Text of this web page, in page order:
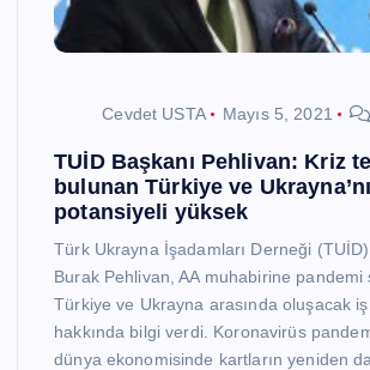
Cevdet USTA Mayıs 5, 2021
TUİD Başkanı Pehlivan: Kriz
bulunan Türkiye ve
potansiyeli yüksek
Türk Ukrayna İşadamları Derneği (TUİD)
Burak Pehlivan, AA muhabirine pandemi
Türkiye ve Ukrayna arasında oluşacak iş
hakkında bilgi verdi. Koronavirüs
dünya ekonomisinde kartların yeniden